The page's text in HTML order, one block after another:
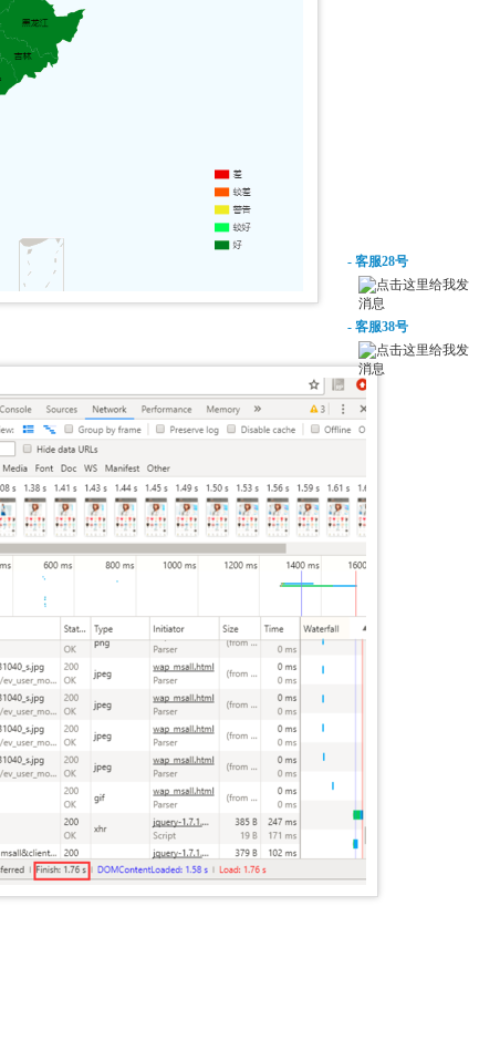
- 客服28号
- 客服38号